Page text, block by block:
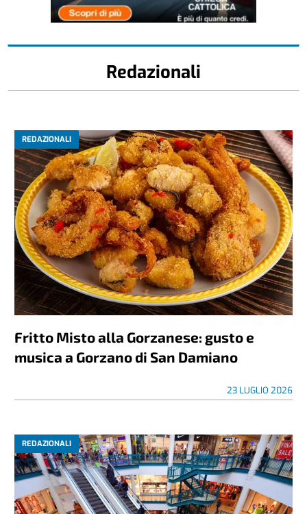
Redazionali
REDAZIONALI
Fritto Misto alla Gorzanese: gusto e
musica a Gorzano di San Damiano
23 LUGLIO 2026
REDAZIONALI